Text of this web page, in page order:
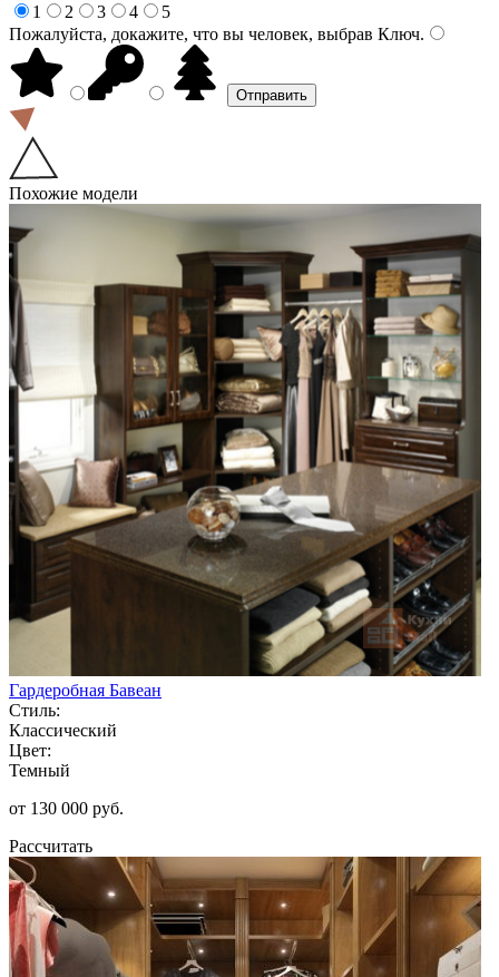
1
2 3 4
5
Пожалуйста, докажите, что вы человек, выбрав Ключ.
Похожие модели
Гардеробная Бавеан
Стиль:
Классический
Цвет:
Темный
от 130 000 руб.
Рассчитать